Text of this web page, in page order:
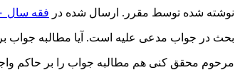
نوشته شده توسط مقرر. ارسال شده در فقه سال ۱۴۰۰-۱۳۹۹
بحث در جواب مدعی علیه است. آیا مطالبه جواب
مرحوم محقق کنی هم مطالبه جواب را بر حاکم